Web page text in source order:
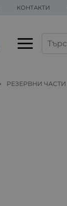
КОНТАКТИ
РЕЗЕРВНИ ЧАСТИ